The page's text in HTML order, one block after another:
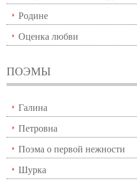
Родине
Оценка любви
ПОЭМЫ
Галина
Петровна
Поэма о первой нежности
Шурка